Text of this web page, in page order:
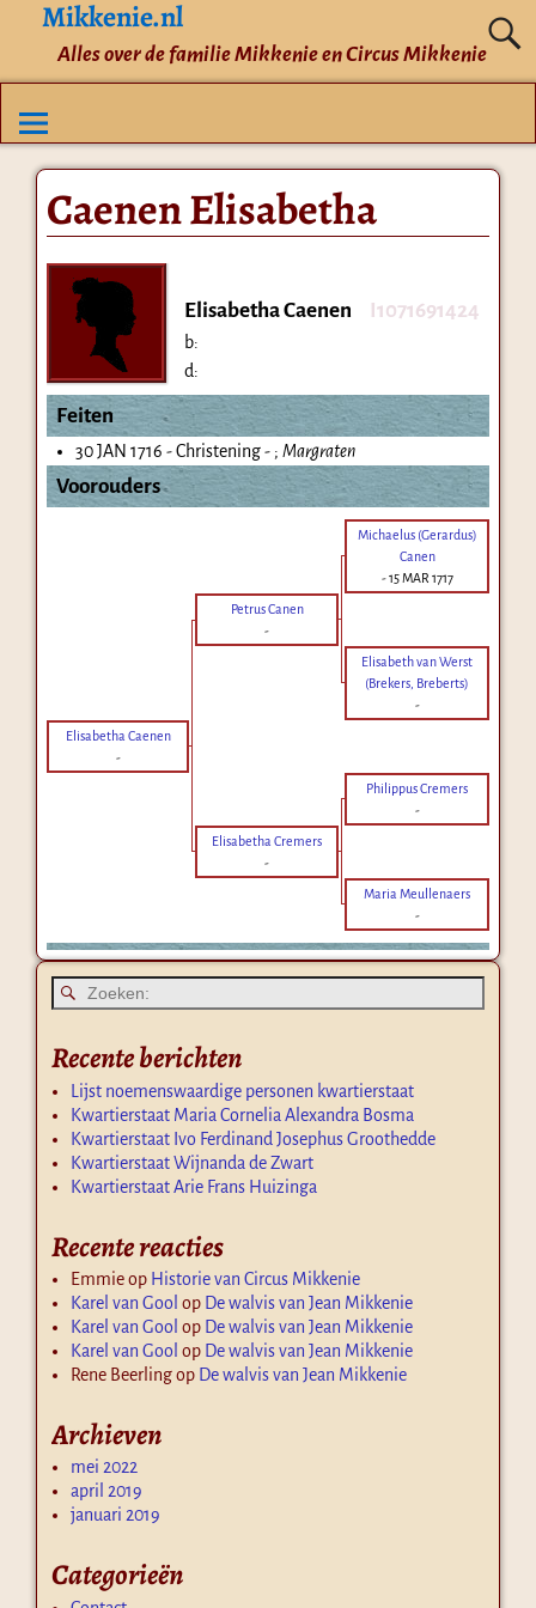
Mikkenie.nl
Alles over de familie Mikkenie en Circus Mikkenie
Caenen Elisabetha
Elisabetha Caenen I1071691424
b:
d:
Feiten
30 JAN 1716 - Christening - ; Margraten
Voorouders
Michaelus (Gerardus)
Canen
-15 MAR 1717
Petrus Canen
-
Elisabeth van Werst
(Brekers, Breberts)
-
Elisabetha Caenen
-
Philippus Cremers
-
Elisabetha Cremers
-
Maria Meullenaers
-
Recente berichten
Lijst noemenswaardige personen kwartierstaat
Kwartierstaat Maria Cornelia Alexandra Bosma
Kwartierstaat Ivo Ferdinand Josephus Groothedde
Kwartierstaat Wijnanda de Zwart
Kwartierstaat Arie Frans Huizinga
Recente reacties
Emmieop Historie van Circus Mikkenie
Karel van Gool op De walvis van Jean Mikkenie
Karel van Gool op De walvis van Jean Mikkenie
Karel van Gool op De walvis van Jean Mikkenie
Rene Beerlingop De walvis van Jean Mikkenie
Archieven
mei 2022
april 2019
januari 2019
Categorieën